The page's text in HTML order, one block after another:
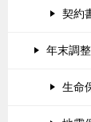
契約
年末調
生命